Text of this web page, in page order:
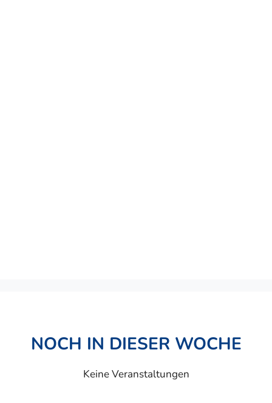
NOCH IN DIESER WOCHE
Keine Veranstaltungen